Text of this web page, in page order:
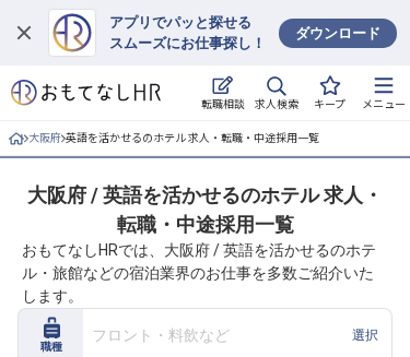
アプリでパッと探せる
スムーズにお仕事探し！
ダウンロード
転職相談 求人検索 キープ メニュー
ログイン
求人・施設を探す
就職・転職 合同説明会
おもてなしHRについて
ご利用の流れ
大阪府 英語を活かせるのホテル 求人・転職・中途採用一覧
大阪府 / 英語を活かせるのホテル 求人・
転職・中途採用一覧
おもてなしHRでは、大阪府 / 英語を活かせるのホテ
ル・旅館などの宿泊業界のお仕事を多数ご紹介いた
します。
職種
フロント・料飲など 選択